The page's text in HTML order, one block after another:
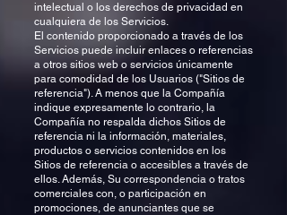
intelectual o los derechos de privacidad en
cualquiera de los Servicios.
El contenido proporcionado a través de los
Servicios puede incluir enlaces o referencias
a otros sitios web o servicios únicamente
para comodidad de los Usuarios ("Sitios de
referencia"). A menos que la Compañía
indique expresamente lo contrario, la
Compañía no respalda dichos Sitios de
referencia ni la información, materiales,
productos o servicios contenidos en los
Sitios de referencia o accesibles a través de
ellos. Además, Su correspondencia o tratos
comerciales con, o participación en
promociones, de anunciantes que se